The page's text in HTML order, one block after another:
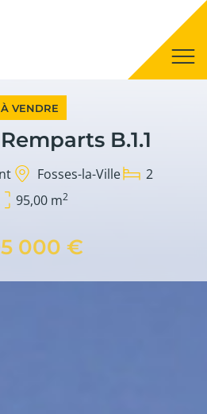
À VENDRE
B.1.1
Fosses-la-Ville
2
95,00 m2
000 €